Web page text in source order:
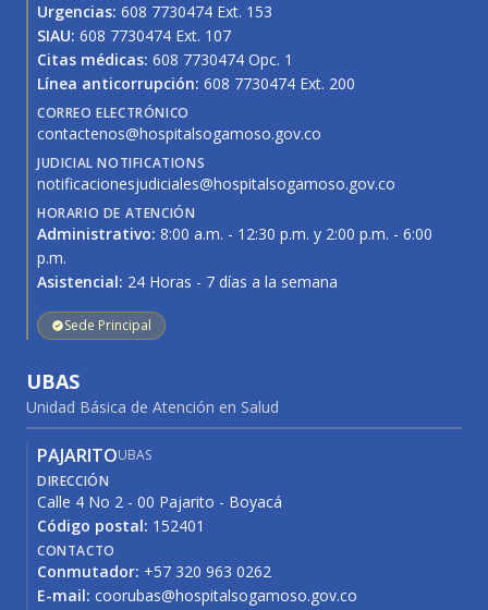
Urgencias: 608 7730474 Ext. 153
SIAU: 608 7730474 Ext. 107
Citas médicas: 608 7730474 Opc. 1
Línea anticorrupción: 608 7730474 Ext. 200
CORREO ELECTRÓNICO
contactenos@hospitalsogamoso.gov.co
JUDICIAL NOTIFICATIONS
notificacionesjudiciales@hospitalsogamoso.gov.co
HORARIO DE ATENCIÓN
Administrativo: 8:00 a.m. - 12:30 p.m. y 2:00 p.m. - 6:00
p.m.
Asistencial: 24 Horas - 7 días a la semana
Sede Principal
UBAS
Unidad Básica de Atención en Salud
PAJARITOUBAS
DIRECCIÓN
Calle 4 No 2 - 00 Pajarito - Boyacá
Código postal: 152401
CONTACTO
Conmutador: +57 320 963 0262
E-mail: coorubas@hospitalsogamoso.gov.co